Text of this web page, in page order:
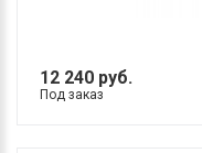
12 240 руб.
Под заказ